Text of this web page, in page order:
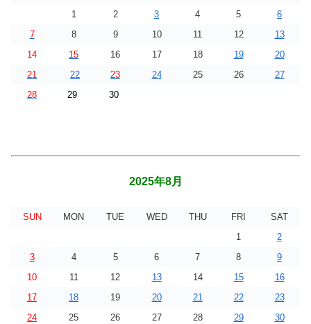
1
2 3 4 5
6
7
8 9 10 11 12
13
14
15 16 17 18 19
20
21
22 23 24 25 26
27
28
29 30
2025年8月
SUN MON TUE WED THU FRI
SAT
1
2
3
4 5 6 7 8
9
10
11 12 13 14 15
16
17
18 19 20 21 22
23
24
25 26 27 28 29
30